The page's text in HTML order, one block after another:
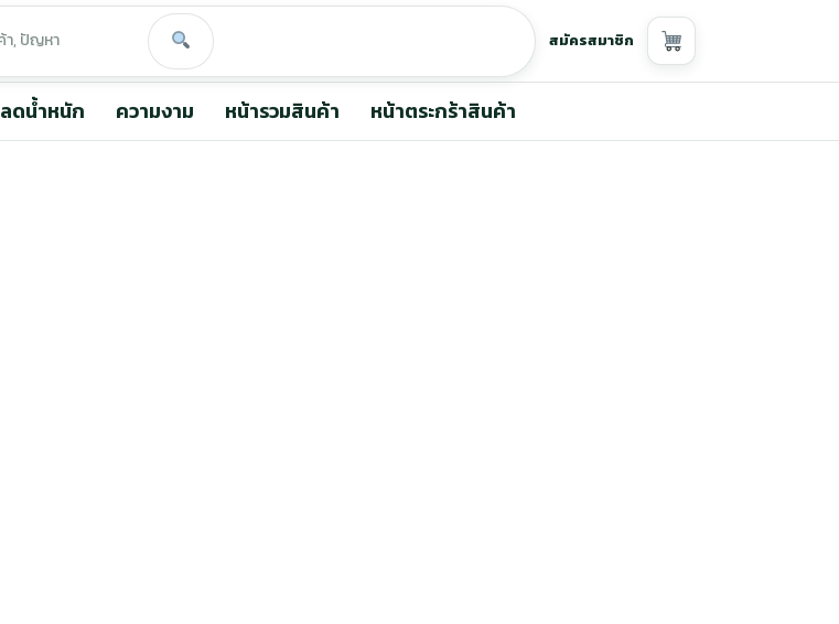
สมัครสมาชิก
ลดน้ำหนัก ความงาม หน้ารวมสินค้า หน้าตระกร้าสินค้า